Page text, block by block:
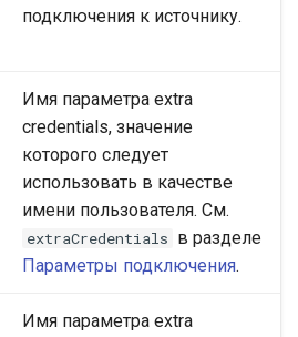
подключения к источнику.
Имя параметра extra
credentials, значение
которого следует
использовать в качестве
имени пользователя. См.
extraCredentials в разделе
Параметры подключения.
Имя параметра extra